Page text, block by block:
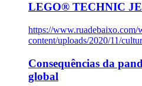
LEGO® TECHNIC
https://www.ruadebaixo.com/
content/uploads/2020/11/
Consequências da
global